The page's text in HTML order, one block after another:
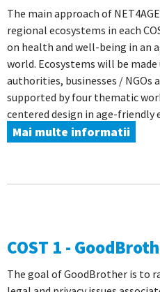
The main approach of
regional ecosystems in each
on health and well-being in an
world. Ecosystems will be
authorities, businesses / NGOs
supported by four thematic
centered design in age-friendly
Mai multe informatii
COST 1 -
The goal of GoodBrother is to